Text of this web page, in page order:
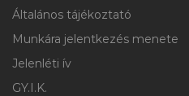
Általános tájékoztató
Munkára jelentkezés menete
Jelenléti ív
GY.I.K.